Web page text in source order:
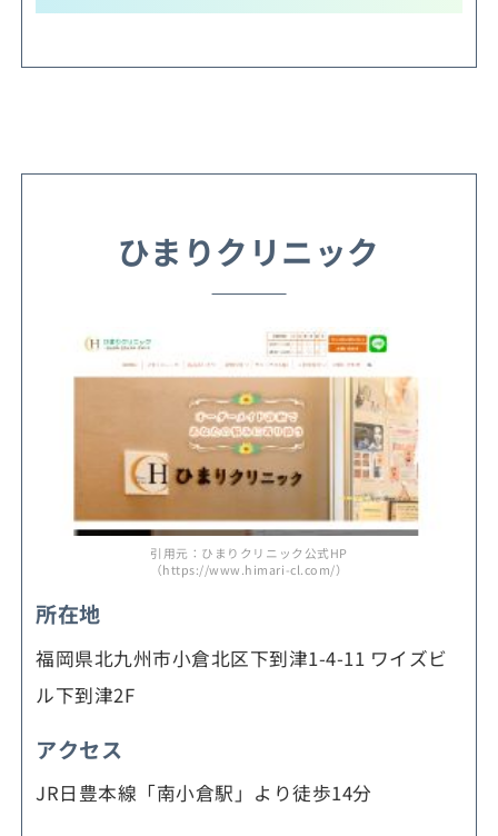
ひまりクリニック
引用元：ひまりクリニック公式HP
（https://www.himari-cl.com/）
所在地
福岡県北九州市小倉北区下到津1-4-11 ワイズビ
ル下到津2F
アクセス
JR日豊本線「南小倉駅」より徒歩14分